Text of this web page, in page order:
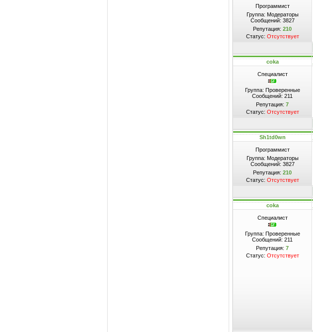
Программист
Группа: Модераторы
Сообщений: 3827
Репутация: 210
Статус: Отсутствует
coka
Специалист
Группа: Проверенные
Сообщений: 211
Репутация: 7
Статус: Отсутствует
Sh1td0wn
Программист
Группа: Модераторы
Сообщений: 3827
Репутация: 210
Статус: Отсутствует
coka
Специалист
Группа: Проверенные
Сообщений: 211
Репутация: 7
Статус: Отсутствует